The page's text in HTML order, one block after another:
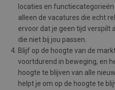
locaties en
alleen de vacatures die echt
ervoor dat je geen tijd verspilt
die niet bij jou passen.
Blijf op de hoogte van de
voortdurend in beweging, en
hoogte te blijven van alle
helpt je om op de hoogte te